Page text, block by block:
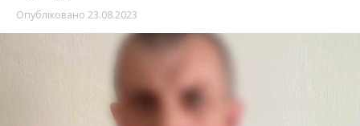
Опубліковано 23.08.2023